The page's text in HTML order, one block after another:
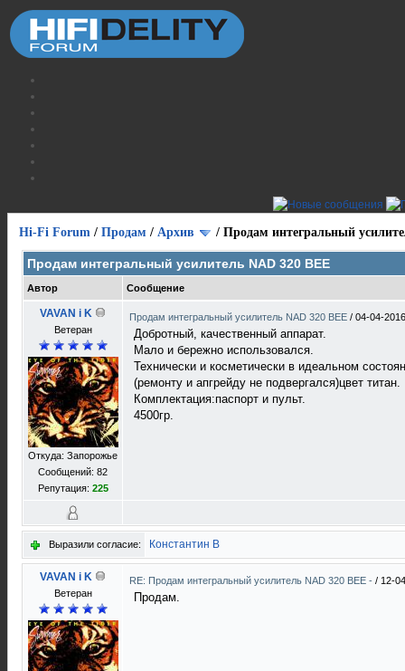
Hi-Fi Forum / Продам / Архив / Продам интегральный
Продам интегральный усилитель NAD 320 BEE
Автор Сообщение
VAVAN i K
Ветеран
Откуда: Запорожье
Сообщений: 82
Репутация: 225
Продам интегральный усилитель NAD 320 BEE / 04-04-
Добротный, качественный аппарат.
Мало и бережно использовался.
Технически и косметически в идеальном
(ремонту и апгрейду не подвергался)цвет титан.
Комплектация:паспорт и пульт.
4500гр.
Выразили согласие: Константин В
VAVAN i K
Ветеран
RE: Продам интегральный усилитель NAD 320 BEE - / 12-
Продам.